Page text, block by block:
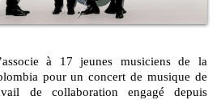
pour un concert de musique de
de collaboration engagé depuis